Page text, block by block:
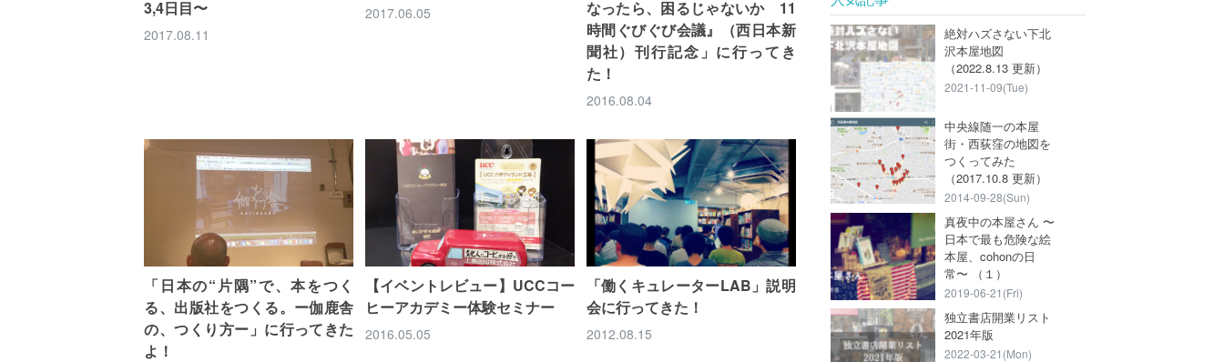
3,4日目〜
2017.08.11
2017.06.05
なったら、困るじゃないか 11
時間ぐびぐび会議』（西日本新
聞社）刊行記念」に行ってき
た！
2016.08.04
「日本の“片隅”で、本をつく
る、出版社をつくる。ー伽鹿舎
の、つくり方ー」に行ってきた
よ！
【イベントレビュー】UCCコー
ヒーアカデミー体験セミナー
2016.05.05
「働くキュレーターLAB」説明
会に行ってきた！
2012.08.15
絶対ハズさない下北
沢本屋地図
（2022.8.13 更新）
2021-11-09(Tue)
中央線随一の本屋
街・西荻窪の地図を
つくってみた
（2017.10.8 更新）
2014-09-28(Sun)
真夜中の本屋さん 〜
日本で最も危険な絵
本屋、cohonの日
常〜 （１）
2019-06-21(Fri)
独立書店開業リスト
2021年版
2022-03-21(Mon)